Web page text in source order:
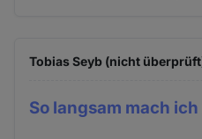
Tobias Seyb (nicht
So langsam mach